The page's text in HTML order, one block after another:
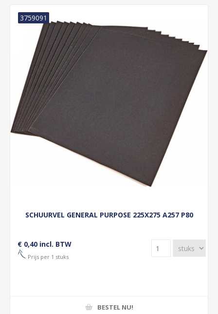
SCHUURVEL GENERAL PURPOSE 225X275 A257 P80
3759091
€ 0,40 incl. BTW
Prijs per 1 stuks
BESTEL NU!